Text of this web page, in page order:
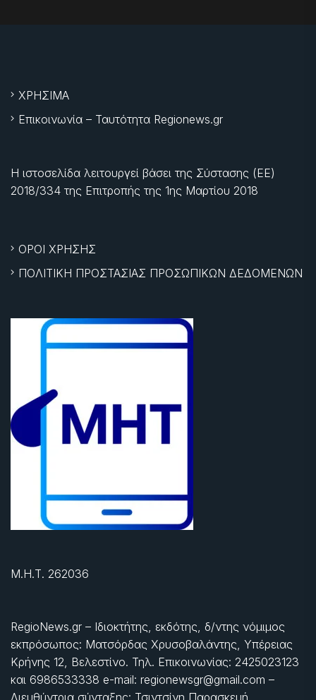
ΧΡΗΣΙΜΑ
Επικοινωνία – Ταυτότητα Regionews.gr
Η ιστοσελίδα λειτουργεί βάσει της Σύστασης (ΕΕ)
2018/334 της Επιτροπής της 1ης Μαρτίου 2018
ΟΡΟΙ ΧΡΗΣΗΣ
ΠΟΛΙΤΙΚΗ ΠΡΟΣΤΑΣΙΑΣ ΠΡΟΣΩΠΙΚΩΝ ΔΕΔΟΜΕΝΩΝ
Μ.Η.Τ. 262036
RegioNews.gr – Ιδιοκτήτης, εκδότης, δ/ντης νόμιμος
εκπρόσωπος: Ματσόρδας Χρυσοβαλάντης, Υπέρειας
Κρήνης 12, Βελεστίνο. Τηλ. Επικοινωνίας: 2425023123
και 6986533338 e-mail: regionewsgr@gmail.com –
Διευθύντρια σύνταξης: Τσιντσίνη Παρασκευή.